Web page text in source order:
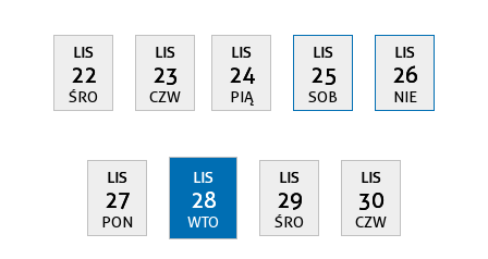
LIS
22
ŚRO
LIS
23
CZW
LIS
24
PIĄ
LIS
25
SOB
LIS
26
NIE
LIS
27
PON
LIS
28
WTO
LIS
29
ŚRO
LIS
30
CZW